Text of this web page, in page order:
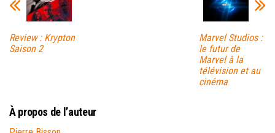
Review : Krypton
Saison 2
Marvel Studios :
le futur de
Marvel à la
télévision et au
cinéma
À propos de l’auteur